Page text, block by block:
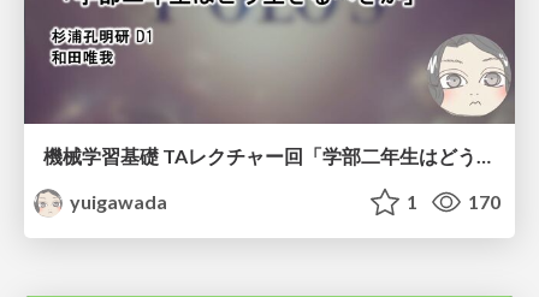
機械学習基礎 TAレクチャー回「学部二年生はどう生きるべきか」
yuigawada
1 170